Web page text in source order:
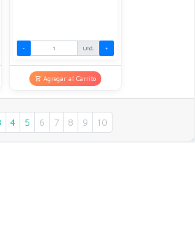
- Und. +
Agregar al Carrito
4 5 6 7 8 9 10